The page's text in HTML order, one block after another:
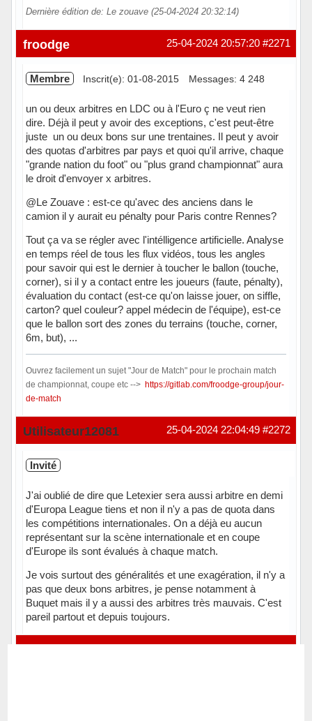
Dernière édition de: Le zouave (25-04-2024 20:32:14)
Hors ligne #2271
25-04-2024 20:57:20
froodge
Membre Inscrit(e): 01-08-2015 Messages: 4 248
un ou deux arbitres en LDC ou à l'Euro ç ne veut rien
dire. Déjà il peut y avoir des exceptions, c'est peut-être
juste un ou deux bons sur une trentaines. Il peut y avoir
des quotas d'arbitres par pays et quoi qu'il arrive, chaque
"grande nation du foot" ou "plus grand championnat" aura
le droit d'envoyer x arbitres.
@Le Zouave : est-ce qu'avec des anciens dans le
camion il y aurait eu pénalty pour Paris contre Rennes?
Tout ça va se régler avec l'intélligence artificielle. Analyse
en temps réel de tous les flux vidéos, tous les angles
pour savoir qui est le dernier à toucher le ballon (touche,
corner), si il y a contact entre les joueurs (faute, pénalty),
évaluation du contact (est-ce qu'on laisse jouer, on siffle,
carton? quel couleur? appel médecin de l'équipe), est-ce
que le ballon sort des zones du terrains (touche, corner,
6m, but), ...
Ouvrez facilement un sujet "Jour de Match" pour le prochain match
de championnat, coupe etc --> https://gitlab.com/froodge-group/jour-
de-match
Hors ligne #2272
25-04-2024 22:04:49
Utilisateur12081
Invité
J'ai oublié de dire que Letexier sera aussi arbitre en demi
d'Europa League tiens et non il n'y a pas de quota dans
les compétitions internationales. On a déjà eu aucun
représentant sur la scène internationale et en coupe
d'Europe ils sont évalués à chaque match.
Je vois surtout des généralités et une exagération, il n'y a
pas que deux bons arbitres, je pense notamment à
Buquet mais il y a aussi des arbitres très mauvais. C'est
pareil partout et depuis toujours.
#2273
25-04-2024 22:45:50